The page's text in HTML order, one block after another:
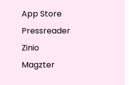
App Store
Pressreader
Zinio
Magzter